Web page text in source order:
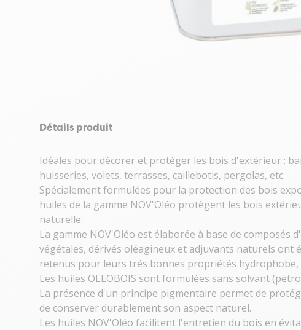
Détails produit
Idéales pour décorer et protéger les bois d'extérieur :
huisseries, volets, terrasses, caillebotis, pergolas, etc.
Spécialement formulées pour la protection des bois
huiles de la gamme NOV'Oléo protègent les bois
naturelle.
La gamme NOV'Oléo est élaborée à base de composés
végétales, dérivés oléagineux et adjuvants naturels ont
retenus pour leurs trés bonnes propriétés hydrophobe,
Les huiles OLEOBOIS sont formulées sans solvant
La présence d'un principe pigmentaire permet de
de conserver durablement son aspect naturel.
Les huiles NOV'Oléo facilitent l'entretien du bois en